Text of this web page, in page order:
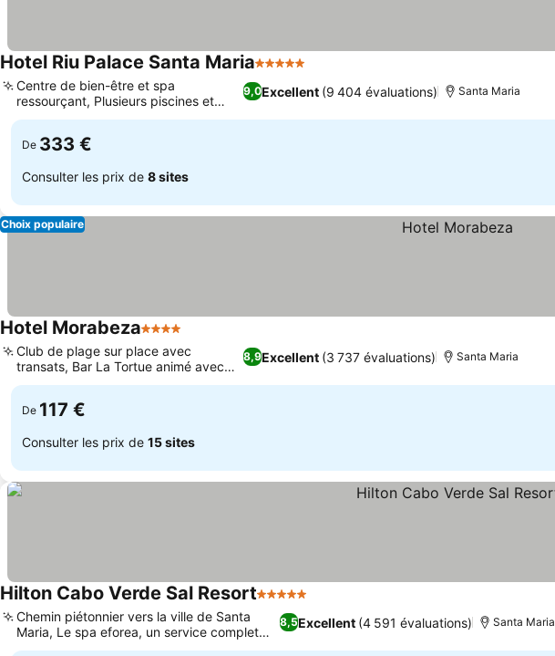
Hotel Riu Palace Santa Maria5 Étoiles
9,0Excellent (9 404 évaluations)
Centre de bien-être et spa
ressourçant, Plusieurs piscines et
bars aquatiques
Santa Maria
De 333 €
Consulter les prix de 8 sites
Choix populaire
Hotel Morabeza4 Étoiles
8,9Excellent (3 737 évaluations)
Club de plage sur place avec
transats, Bar La Tortue animé avec
happy hour
Santa Maria
De 117 €
Consulter les prix de 15 sites
Hilton Cabo Verde Sal Resort5 Étoiles
8,5Excellent (4 591 évaluations)
Chemin piétonnier vers la ville de Santa
Maria, Le spa eforea, un service complet
avec puits de glace
Santa Maria